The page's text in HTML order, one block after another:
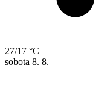
27/17 °C
sobota 8. 8.